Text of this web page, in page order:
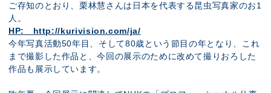
ご存知のとおり、栗林慧さんは日本を代表する昆虫写真家のお1
人。
HP: http://kurivision.com/ja/
今年写真活動50年目、そして80歳という節目の年となり、これ
まで撮影した作品と、今回の展示のために改めて撮りおろした
作品も展示しています。